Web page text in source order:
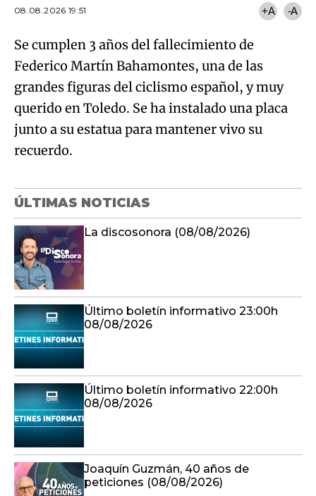
08.08.2026 19:51
+A -A
Se cumplen 3 años del fallecimiento de
Federico Martín Bahamontes, una de las
grandes figuras del ciclismo español, y muy
querido en Toledo. Se ha instalado una placa
junto a su estatua para mantener vivo su
recuerdo.
ÚLTIMAS NOTICIAS
La discosonora (08/08/2026)
Último boletín informativo 23:00h
08/08/2026
Último boletín informativo 22:00h
08/08/2026
Joaquín Guzmán, 40 años de
peticiones (08/08/2026)